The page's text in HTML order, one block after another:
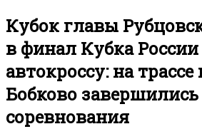
Кубок главы
в финал Кубка
автокроссу: на
Бобково завершились
соревнования